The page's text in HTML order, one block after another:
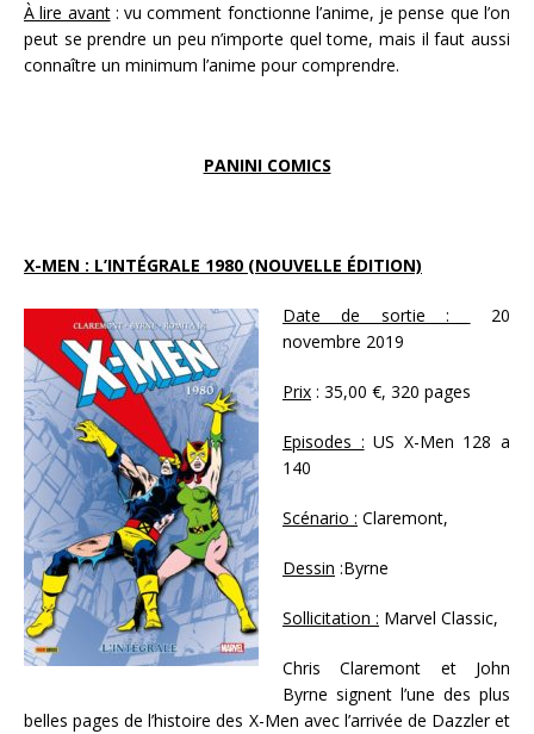
À lire avant: vu comment fonctionne l’anime, je pense que l’on
peut se prendre un peu n’importe quel tome, mais il faut aussi
connaître un minimum l’anime pour comprendre.
PANINI COMICS
X-MEN : L’INTÉGRALE 1980 (NOUVELLE ÉDITION)
Date de sortie :
20
novembre 2019
Prix : 35,00 €, 320 pages
Episodes : US X-Men 128 a
140
Scénario : Claremont,
Dessin :Byrne
Sollicitation : Marvel Classic,
Chris Claremont et John
Byrne signent l’une des plus
belles pages de l’histoire des X-Men avec l’arrivée de Dazzler et